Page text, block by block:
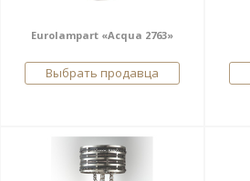
Eurolampart «Acqua 2763»
Выбрать продавца